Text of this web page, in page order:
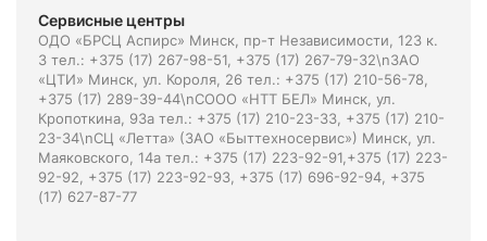
Сервисные центры
ОДО «БРСЦ Аспирс» Минск, пр-т Независимости, 123 к.
3 тел.: +375 (17) 267-98-51, +375 (17) 267-79-32\nЗАО
«ЦТИ» Минск, ул. Короля, 26 тел.: +375 (17) 210-56-78,
+375 (17) 289-39-44\nСООО «НТТ БЕЛ» Минск, ул.
Кропоткина, 93а тел.: +375 (17) 210-23-33, +375 (17) 210-
23-34\nСЦ «Летта» (ЗАО «Быттехносервис») Минск, ул.
Маяковского, 14а тел.: +375 (17) 223-92-91,+375 (17) 223-
92-92, +375 (17) 223-92-93, +375 (17) 696-92-94, +375
(17) 627-87-77